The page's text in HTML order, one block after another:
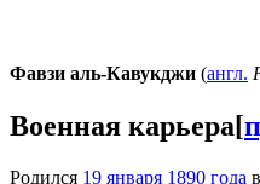
Фавзи аль-Кавукджи (англ.
Военная карьера[
Родился 19 января 1890 года в